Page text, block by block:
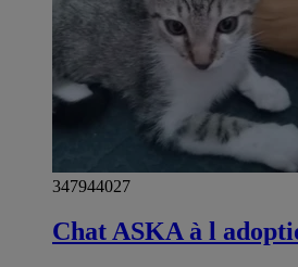
347944027
Chat ASKA à l